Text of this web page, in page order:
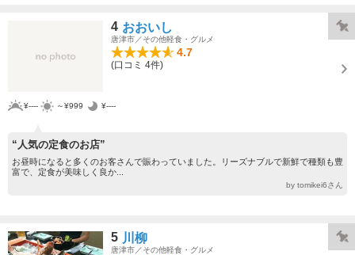
4 おおいし
唐津市／その他軽食・グルメ
4.7
(口コミ 4件)
¥---- ～¥999 ¥----
“人気の定食のお店”
お昼時になると多くのお客さんで賑わっていました。リーズナブルで新鮮で種類も豊
富で、定食が美味しく良か...
by tomikei6さん
5 川柳
唐津市／その他軽食・グルメ